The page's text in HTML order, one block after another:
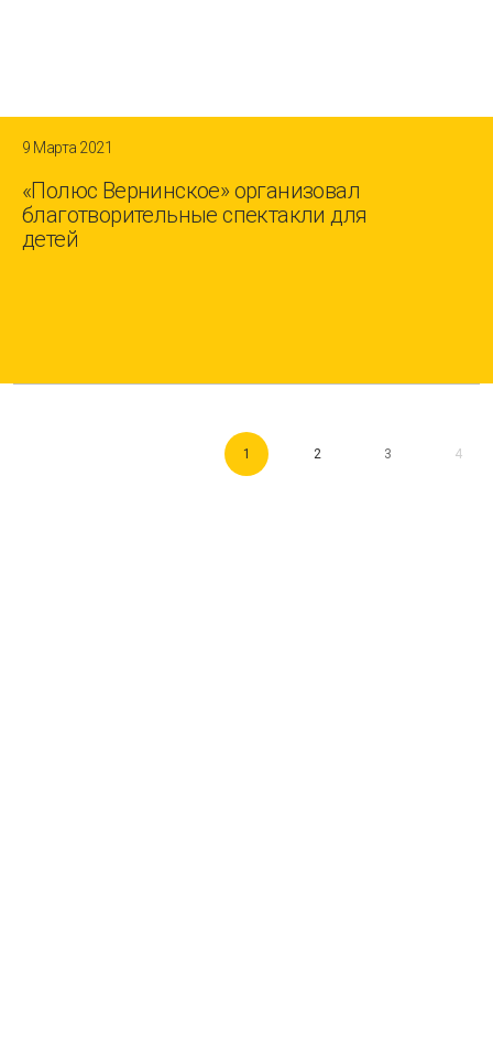
9 Марта 2021
«Полюс Вернинское» организовал
благотворительные спектакли для
детей
1 2 3 4